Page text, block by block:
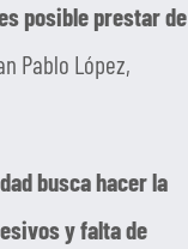
posible prestar de
Pablo López,
busca hacer la
y falta de